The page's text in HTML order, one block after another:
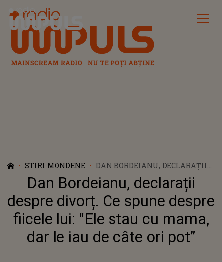
Radio Impuls
STIRI MONDENE
DAN BORDEIANU, DECLARAȚII
DESPRE DIVORȚ. CE SPUNE
DESPRE FIICELE LUI: "ELE STAU
CU MAMA, DAR LE IAU DE CÂTE
ORI POT”
Dan Bordeianu, declarații
despre divorț. Ce spune despre
fiicele lui: "Ele stau cu mama,
dar le iau de câte ori pot”